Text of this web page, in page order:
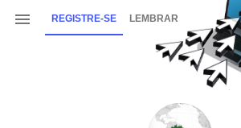
REGISTRE-SE LEMBRAR